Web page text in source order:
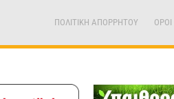
ΠΟΛΙΤΙΚΗ ΑΠΟΡΡΗΤΟΥ